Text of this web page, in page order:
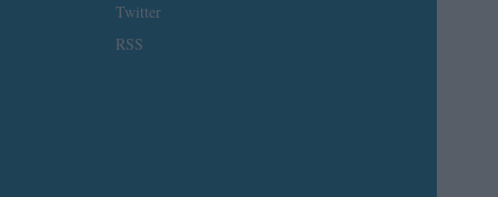
Twitter
RSS